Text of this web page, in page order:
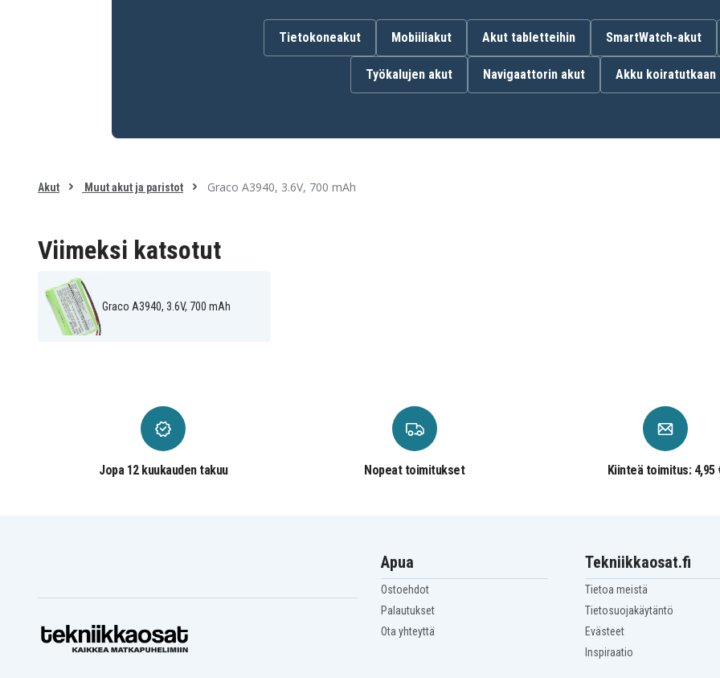
Akku on yhteensopiva seuraavien mallien kanssa:
Graco 27910
Graco 2791DIG1
Graco 2795DIG1
Graco A3940
Oricom Secure 700
Tietokoneakut Mobiiliakut Akut tabletteihin SmartWatch-akut
Työkalujen akut Navigaattorin akut Akku koiratutkaan
Akut Muut akut ja paristot Graco A3940, 3.6V, 700 mAh
Viimeksi katsotut
Graco A3940, 3.6V, 700 mAh
Jopa 12 kuukauden takuu Nopeat toimitukset Kiinteä toimitus: 4,95
Apua
Ostoehdot
Palautukset
Ota yhteyttä
Tekniikkaosat.fi
Tietoa meistä
Tietosuojakäytäntö
Evästeet
Inspiraatio